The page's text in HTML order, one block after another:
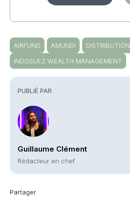
PUBLIÉ PAR
Guillaume Clément
Rédacteur en chef
Partager
AIRFUND AMUNDI DISTRIBUTION
INDOSUEZ WEALTH MANAGEMENT